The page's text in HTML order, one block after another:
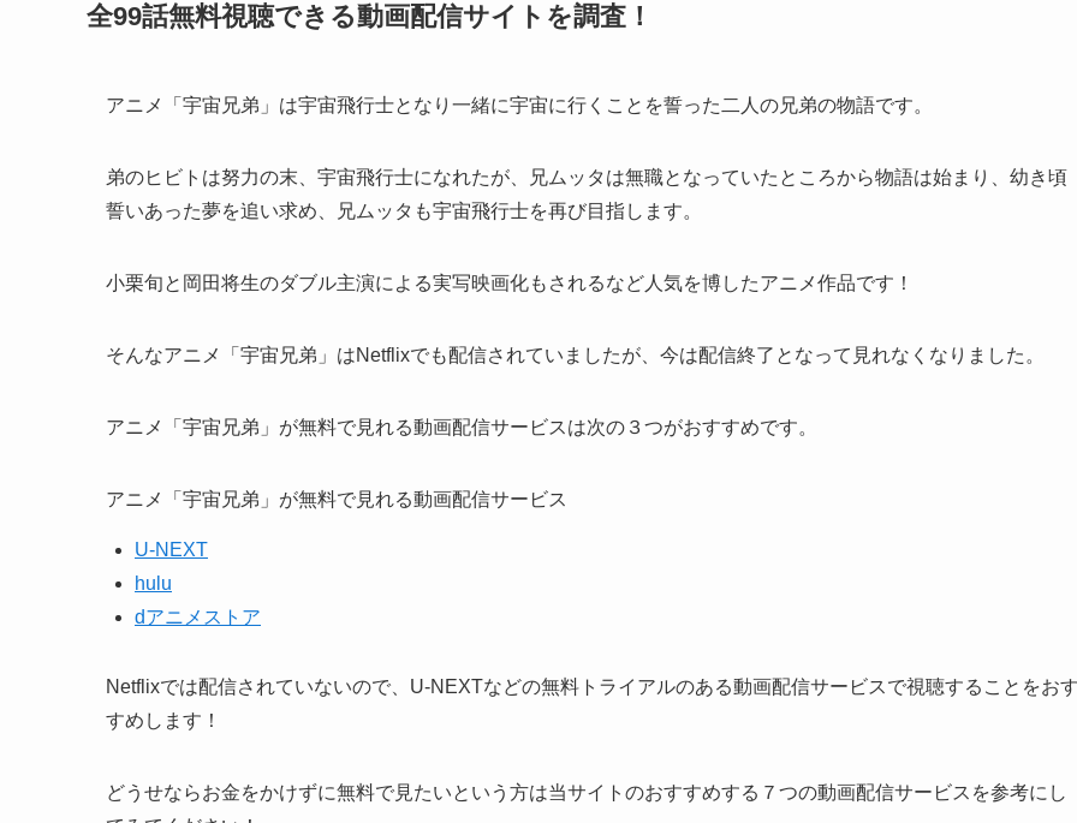
全99話無料視聴できる動画配信サイトを調査！
アニメ「宇宙兄弟」は宇宙飛行士となり一緒に宇宙に行くことを誓った二人の兄弟の物語です。
弟のヒビトは努力の末、宇宙飛行士になれたが、兄ムッタは無職となっていたところから物語は始まり、幼き頃
誓いあった夢を追い求め、兄ムッタも宇宙飛行士を再び目指します。
小栗旬と岡田将生のダブル主演による実写映画化もされるなど人気を博したアニメ作品です！
そんなアニメ「宇宙兄弟」はNetflixでも配信されていましたが、今は配信終了となって見れなくなりました。
アニメ「宇宙兄弟」が無料で見れる動画配信サービスは次の３つがおすすめです。
アニメ「宇宙兄弟」が無料で見れる動画配信サービス
U-NEXT
hulu
dアニメストア
Netflixでは配信されていないので、U-NEXTなどの無料トライアルのある動画配信サービスで視聴することをお
すめします！
どうせならお金をかけずに無料で見たいという方は当サイトのおすすめする７つの動画配信サービスを参考にし